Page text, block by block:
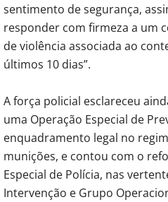
sentimento de segurança,
responder com firmeza a um
de violência associada ao
últimos 10 dias”.
A força policial esclareceu
uma Operação Especial de
enquadramento legal no
munições, e contou com o
Especial de Polícia, nas
Intervenção e Grupo